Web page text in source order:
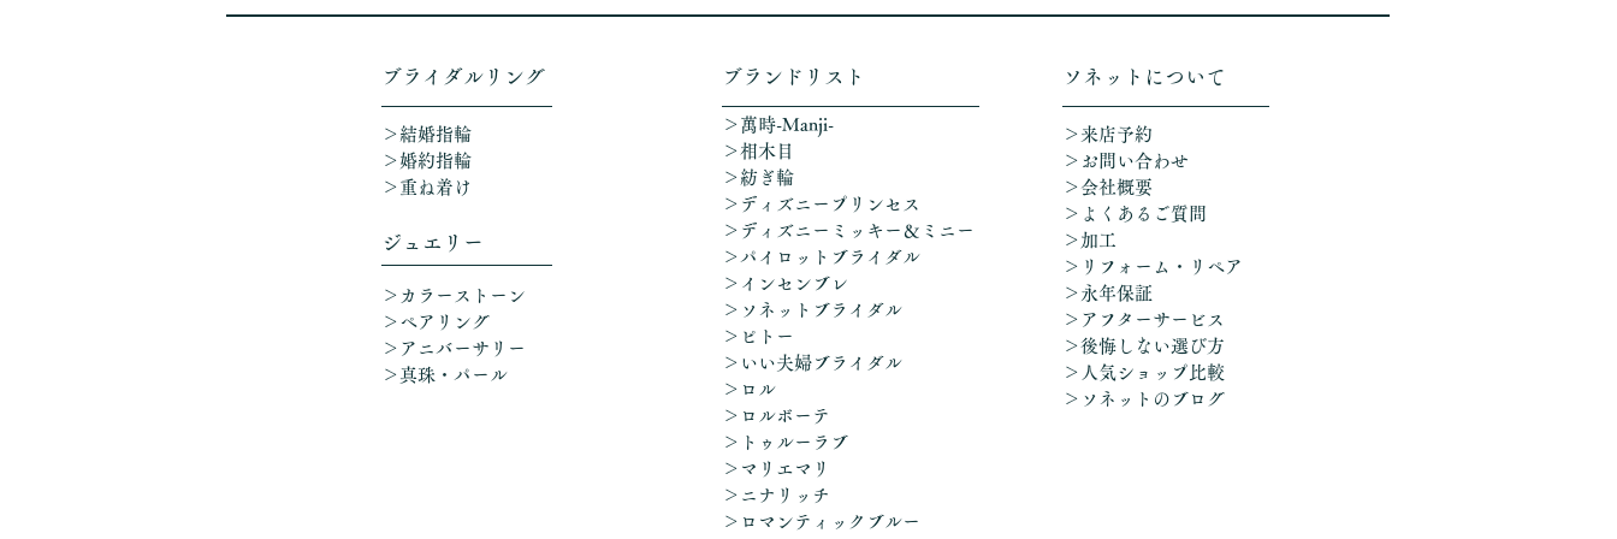
​ブライダルリング
＞結婚指輪
＞婚約指輪
＞重ね着け​
ジュエリー
＞カラーストーン
＞ペアリング
＞アニバーサリー
​ ＞真珠・パール
​ブランドリスト
＞萬時-Manji-
＞相木目
＞紡ぎ輪
＞ディズニープリンセス
​＞ディズニーミッキー＆ミニー
＞パイロットブライダル
＞インセンブレ
＞ソネットブライダル
＞ピトー
＞いい夫婦ブライダル
＞ロル
＞ロルボーテ
＞トゥルーラブ
＞マリエマリ
＞ニナリッチ
＞ロマンティックブルー
ソネットについて
＞来店予約
＞お問い合わせ
＞会社概要
＞よくあるご質問
＞加工
​ ＞リフォーム・リペア
＞永年保証
＞アフターサービス
＞後悔しない選び方
​＞人気ショップ比較
​＞ソネットのブログ